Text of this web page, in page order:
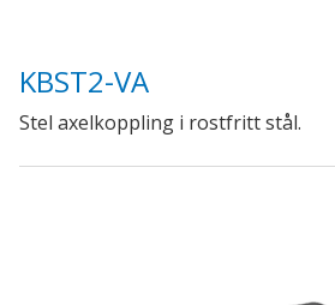
KBST2-VA
Stel axelkoppling i rostfritt stål.